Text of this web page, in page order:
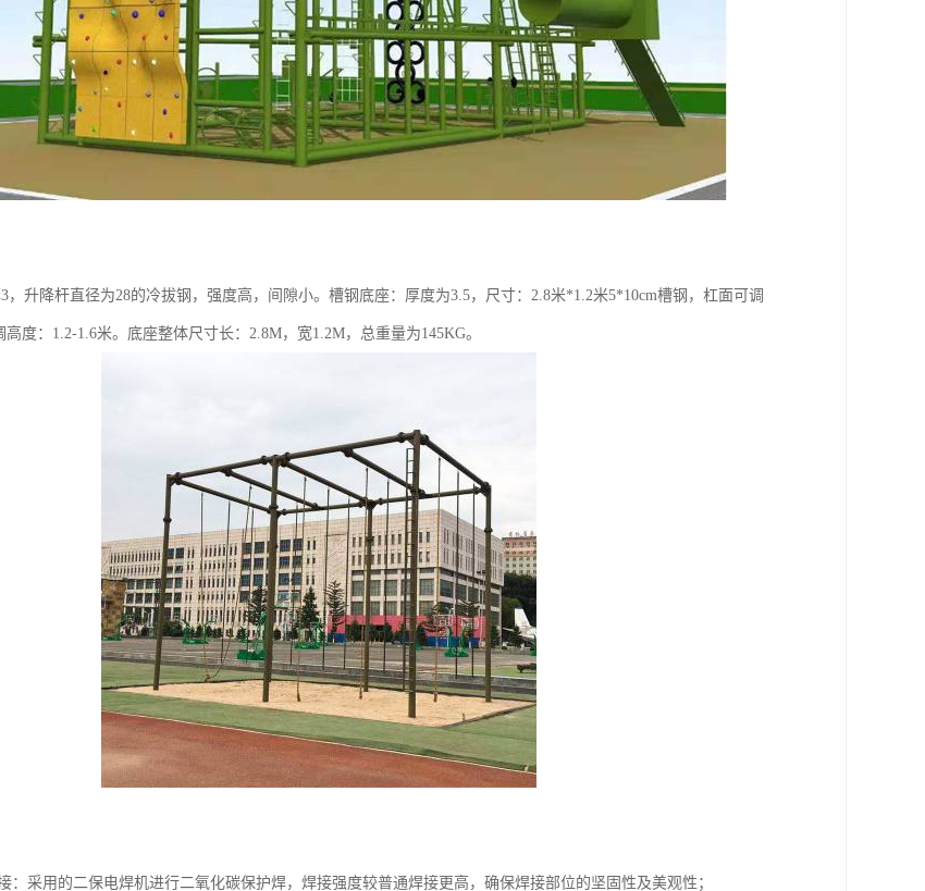
，升降杆直径为28的冷拔钢，强度高，间隙小。槽钢底座：厚度为3.5，尺寸：2.8米*1.2米5*10cm槽钢，杠面可调
度：1.2-1.6米。底座整体尺寸长：2.8M，宽1.2M，总重量为145KG。
：采用的二保电焊机进行二氧化碳保护焊，焊接强度较普通焊接更高，确保焊接部位的坚固性及美观性；